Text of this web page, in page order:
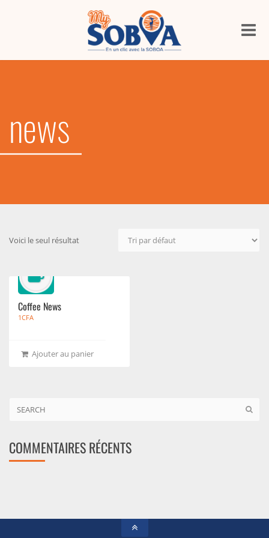
news
Voici le seul résultat
Coffee News
1CFA
Ajouter au panier
COMMENTAIRES RÉCENTS